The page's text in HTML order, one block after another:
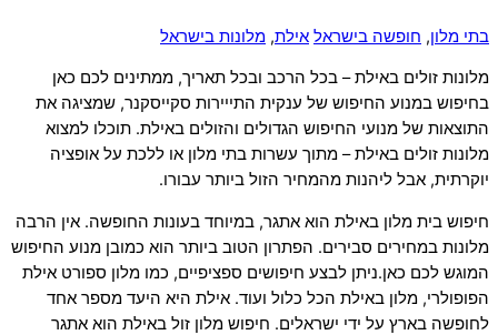
בתי מלון, חופשה בישראל אילת, מלונות בישראל
מלונות זולים באילת – בכל הרכב ובכל תאריך, ממתינים לכם כאן
בחיפוש במנוע החיפוש של ענקית התייירות סקייסקנר, שמציגה את
התוצאות של מנועי החיפוש הגדולים והזולים באילת. תוכלו למצוא
מלונות זולים באילת – מתוך עשרות בתי מלון או ללכת על אופציה
יוקרתית, אבל ליהנות מהמחיר הזול ביותר עבורו.
חיפוש בית מלון באילת הוא אתגר, במיוחד בעונות החופשה. אין הרבה
מלונות במחירים סבירים. הפתרון הטוב ביותר הוא כמובן מנוע החיפוש
המוגש לכם כאן.ניתן לבצע חיפושים ספציפיים, כמו מלון ספורט אילת
הפופולרי, מלון באילת הכל כלול ועוד. אילת היא היעד מספר אחד
לחופשה בארץ על ידי ישראלים. חיפוש מלון זול באילת הוא אתגר